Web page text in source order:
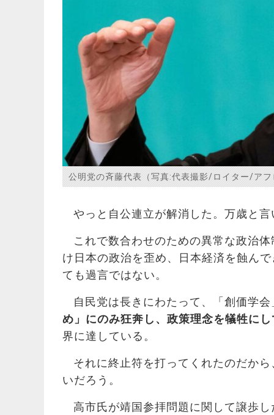
公明党の斉藤代表（写真:代表撮影/ロイター/アフ
やっと自公連立が解消した。万歳と
これで数合わせのための異常な政治
け日本の政治を歪め、日本経済を蝕ん
ても過言ではない。
自民党は長きにわたって、「創価学
め」にのみ狂奔し、政策理念を犠牲に
界に達している。
それに終止符を打ってくれたのだか
いだろう。
高市氏が靖国参拝問題に関して譲歩